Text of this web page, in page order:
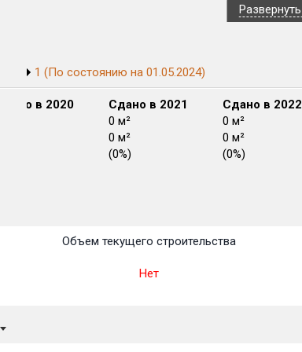
Развернуть
1 (По состоянию на 01.05.2024)
Сдано в 2020
Сдано в 2021
0 м²
0 м²
(0%)
Сдано в 2022
0 м²
0 м²
(0%)
Объем текущего строительства
Нет